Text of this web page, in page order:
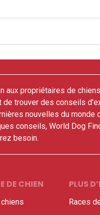
aux propriétaires de
trouver des conseils
nouvelles du monde
conseils, World Dog
besoin.
DE CHIEN PLUS
Races